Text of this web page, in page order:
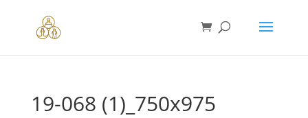
19-068 (1)_750x975